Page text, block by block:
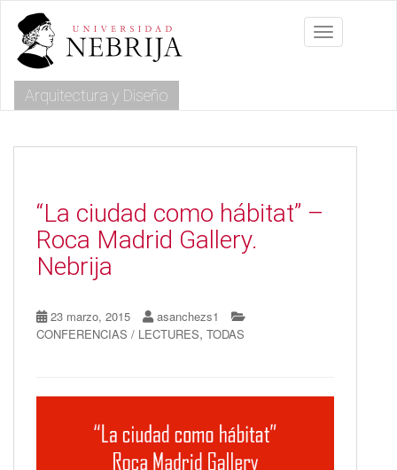
m
Toggle
Arquitectura y Diseño
“La ciudad como hábitat” –
Roca Madrid Gallery.
Nebrija
23 marzo, 2015
asanchezs1
CONFERENCIAS / LECTURES, TODAS